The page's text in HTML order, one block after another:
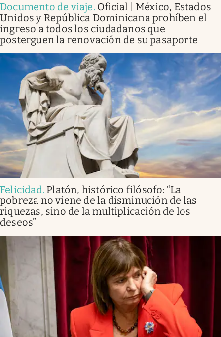
Documento de viaje. Oficial | México, Estados
Unidos y República Dominicana prohíben el
ingreso a todos los ciudadanos que
posterguen la renovación de su pasaporte
Felicidad. Platón, histórico filósofo: “La
pobreza no viene de la disminución de las
riquezas, sino de la multiplicación de los
deseos”